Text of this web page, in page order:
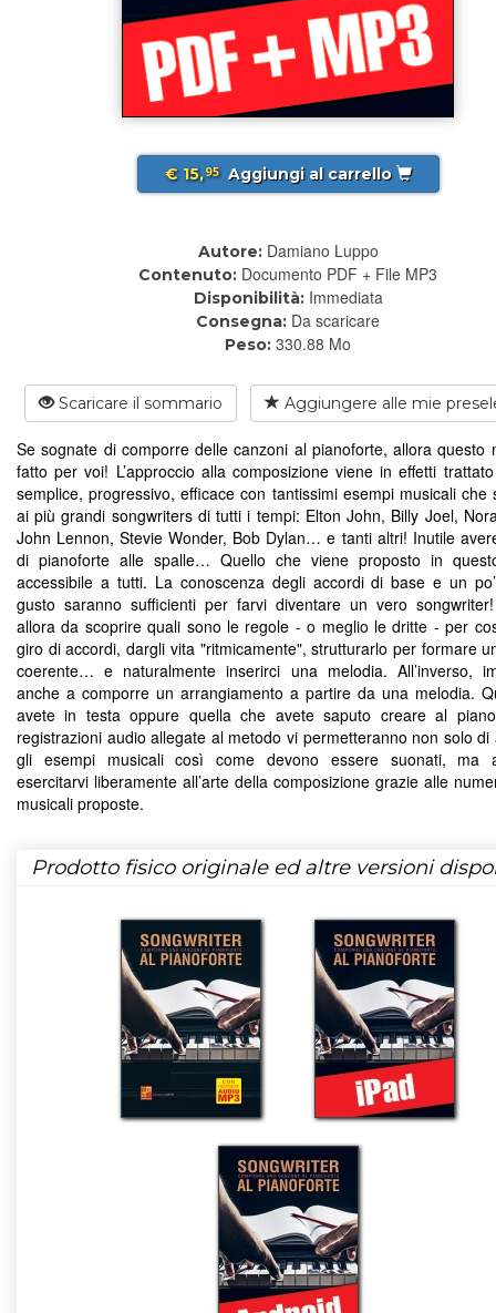
€ 15,95 Aggiungi al carrello
Autore: Damiano Luppo
Contenuto: Documento PDF + File MP3
Disponibilità: Immediata
Consegna: Da scaricare
Peso: 330.88 Mo
Scaricare il sommario Aggiungere alle mie
Se sognate di comporre delle canzoni al pianoforte, allora questo
fatto per voi! L’approccio alla composizione viene in effetti
semplice, progressivo, efficace con tantissimi esempi musicali che
ai più grandi songwriters di tutti i tempi: Elton John, Billy Joel,
John Lennon, Stevie Wonder, Bob Dylan… e tanti altri! Inutile
di pianoforte alle spalle… Quello che viene proposto in
accessibile a tutti. La conoscenza degli accordi di base e un
gusto saranno sufficienti per farvi diventare un vero
allora da scoprire quali sono le regole - o meglio le dritte - per
giro di accordi, dargli vita "ritmicamente", strutturarlo per formare
coerente… e naturalmente inserirci una melodia. All’inverso,
anche a comporre un arrangiamento a partire da una melodia.
avete in testa oppure quella che avete saputo creare al
registrazioni audio allegate al metodo vi permetteranno non solo di
gli esempi musicali così come devono essere suonati, ma
esercitarvi liberamente all’arte della composizione grazie alle
musicali proposte.
Prodotto fisico originale ed altre versioni